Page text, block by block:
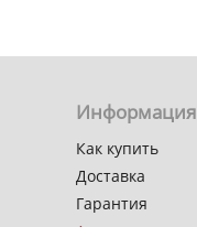
Информация
Как купить
Доставка
Гарантия